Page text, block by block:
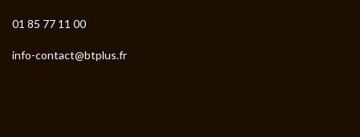
01 85 77 11 00
info-contact@btplus.fr